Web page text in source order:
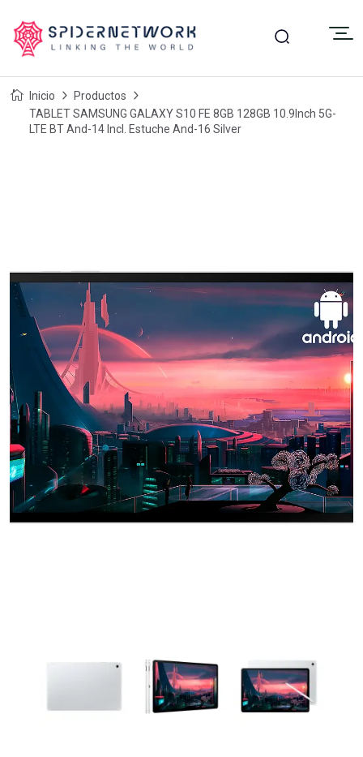
Inicio
Productos
TABLET SAMSUNG GALAXY S10 FE 8GB 128GB 10.9Inch 5G-
LTE BT And-14 Incl. Estuche And-16 Silver